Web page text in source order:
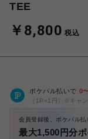
TEE
￥8,800 税込
ポケパル払いで 0
（1P=1円）※キャ
会員登録後、ポケパル
最大1,500円分